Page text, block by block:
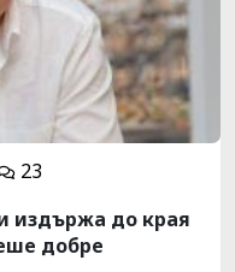
23
издържа до края
добре